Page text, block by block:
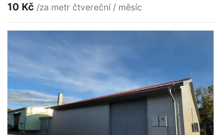
10 Kč /za metr čtvereční / měsíc